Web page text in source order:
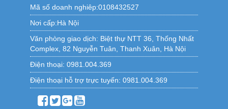
Mã số doanh nghiêp:0108432527
Nơi cấp:Hà Nội
Văn phòng giao dịch: Biệt thự NTT 36, Thống Nhất
Complex, 82 Nguyễn Tuân, Thanh Xuân, Hà Nội
Điện thoại: 0981.004.369
Điện thoại hỗ trợ trực tuyến: 0981.004.369